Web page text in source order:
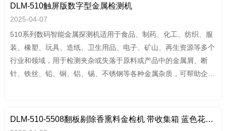
DLM-510触屏版数字型金属检测机
2025-04-07
510系列数码智能金属探测机适用于食品、制药、化工、纺织、服
装、橡塑、玩具、造纸、卫生用品、电子、矿山、再生资源等多个
行业和领域，用于检测夹杂或失落于原料或产品中的金属屑、断
针、铁丝、铅、铜、铝、锡、不锈钢等各种金属杂质，可帮助企业
DLM-510-5508翻板剔除香熏料金检机 带收集箱 蓝色花纹皮